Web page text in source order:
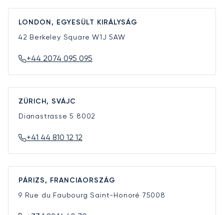
LONDON, EGYESÜLT KIRÁLYSÁG
42 Berkeley SquareW1J 5AW
+44 2074 095 095
ZÜRICH, SVÁJC
Dianastrasse 5 8002
+41 44 810 12 12
PÁRIZS, FRANCIAORSZÁG
9 Rue du Faubourg Saint-Honoré 75008